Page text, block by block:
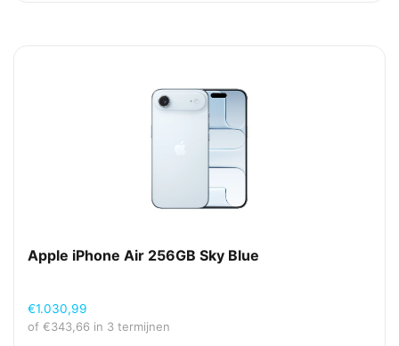
Apple iPhone Air 256GB Sky Blue
€1.030,99
of €343,66 in 3 termijnen